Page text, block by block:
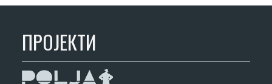
ПРОЈЕКТИ